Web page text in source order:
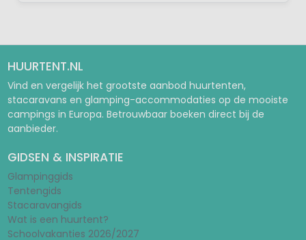
HUURTENT.NL
Vind en vergelijk het grootste aanbod huurtenten,
stacaravans en glamping-accommodaties op de mooiste
campings in Europa. Betrouwbaar boeken direct bij de
aanbieder.
GIDSEN & INSPIRATIE
Glampinggids
Tentengids
Stacaravangids
Wat is een huurtent?
Schoolvakanties 2026/2027